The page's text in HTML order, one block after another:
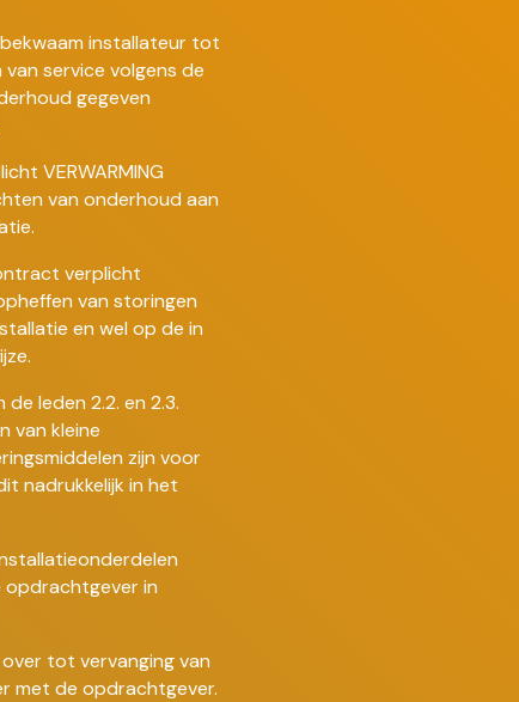
bekwaam installateur tot
service volgens de
gegeven
VERWARMING
van onderhoud aan
verplicht
van storingen
en wel op de in
leden 2.2. en 2.3.
van kleine
zijn voor
nadrukkelijk in het
opdrachtgever in
over tot vervanging van
met de opdrachtgever.